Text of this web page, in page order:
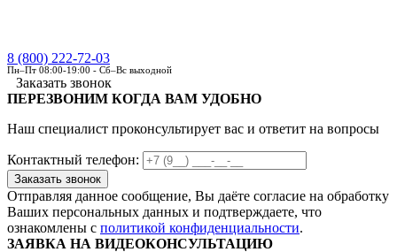
8 (800) 222-72-03
Пн–Пт 08:00-19:00 - Сб–Вс выходной
Заказать звонок
ПЕРЕЗВОНИМ КОГДА ВАМ УДОБНО
Наш специалист проконсультирует вас и ответит на вопросы
Контактный телефон:
Отправляя данное сообщение, Вы даёте согласие на обработку
Ваших персональных данных и подтверждаете, что
ознакомлены с политикой конфиденциальности.
ЗАЯВКА НА ВИДЕОКОНСУЛЬТАЦИЮ